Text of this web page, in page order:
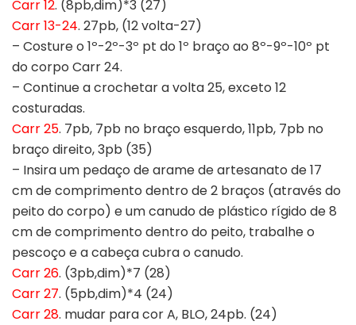
Carr 12. (8pb,dim)*3 (27)
Carr 13-24. 27pb, (12 volta-27)
– Costure o 1º-2º-3º pt do 1º braço ao 8º-9º-10º pt
do corpo Carr 24.
– Continue a crochetar a volta 25, exceto 12
costuradas.
Carr 25. 7pb, 7pb no braço esquerdo, 11pb, 7pb no
braço direito, 3pb (35)
– Insira um pedaço de arame de artesanato de 17
cm de comprimento dentro de 2 braços (através do
peito do corpo) e um canudo de plástico rígido de 8
cm de comprimento dentro do peito, trabalhe o
pescoço e a cabeça cubra o canudo.
Carr 26. (3pb,dim)*7 (28)
Carr 27. (5pb,dim)*4 (24)
Carr 28. mudar para cor A, BLO, 24pb. (24)